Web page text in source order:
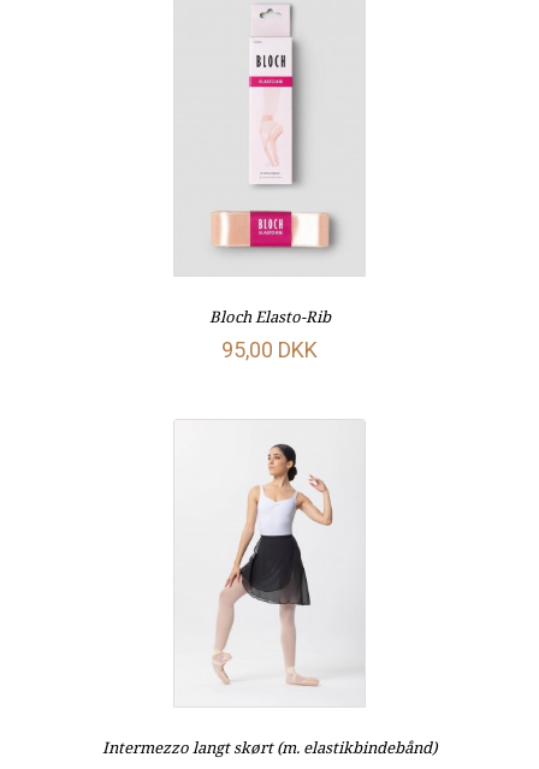
Bloch Elasto-Rib
95,00 DKK
Intermezzo langt skørt (m. elastikbindebånd)